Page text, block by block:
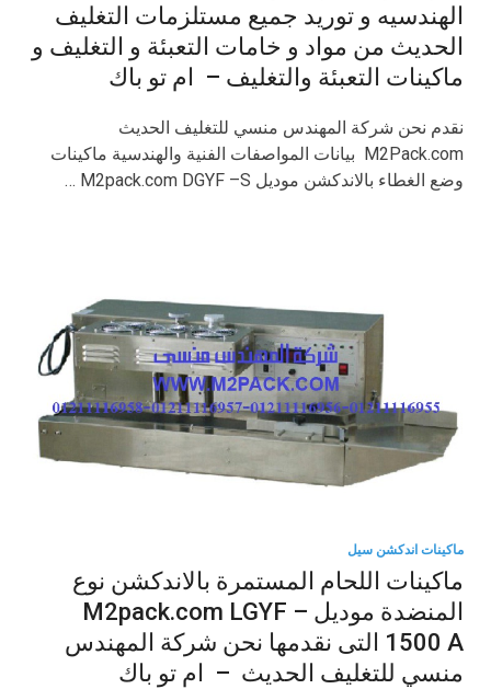
الهندسيه و توريد جميع مستلزمات التغليف
الحديث من مواد و خامات التعبئة و التغليف و
ماكينات التعبئة والتغليف – ام تو باك
نقدم نحن شركة المهندس منسي للتغليف الحديث
M2Pack.com بيانات المواصفات الفنية والهندسية ماكينات
وضع الغطاء بالاندكشن موديل M2pack.com DGYF –S …
ماكينات اندكشن سيل
ماكينات اللحام المستمرة بالاندكشن نوع
المنضدة موديل M2pack.com LGYF –
1500 A التى نقدمها نحن شركة المهندس
منسي للتغليف الحديث – ام تو باك